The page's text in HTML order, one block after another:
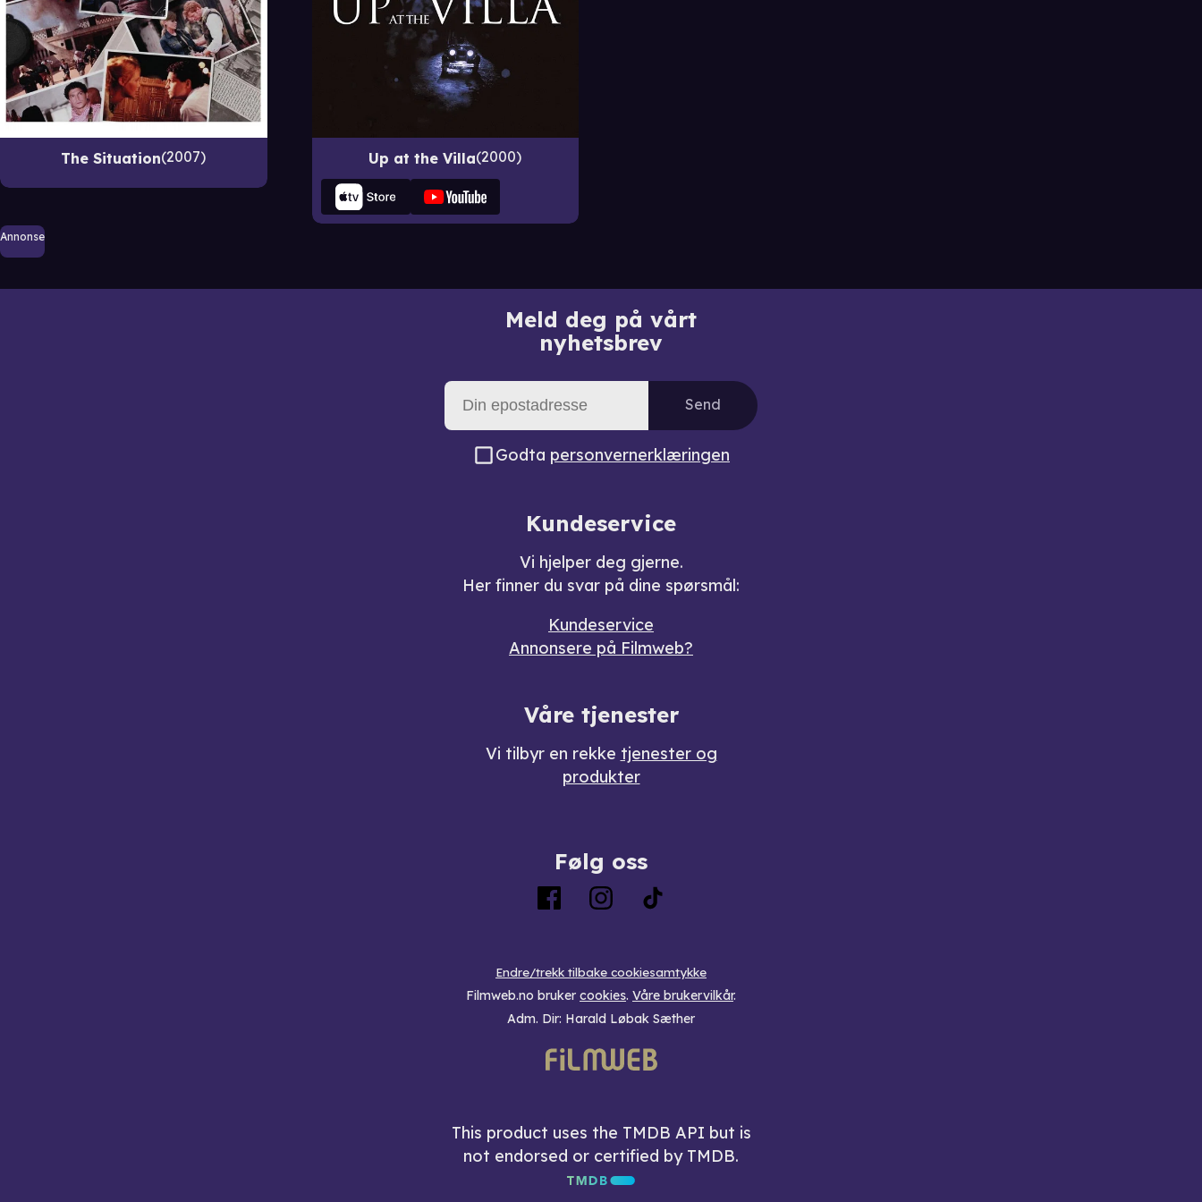
The Situation 2007 Up at the Villa 2000
Annonse
Meld deg på vårt
nyhetsbrev
Send
Godta personvernerklæringen
Kundeservice
Vi hjelper deg gjerne.
Her finner du svar på dine spørsmål:
Kundeservice
Annonsere på Filmweb?
Våre tjenester
Vi tilbyr en rekke tjenester og
produkter
Følg oss
Endre/trekk tilbake cookiesamtykke
Filmweb.no bruker cookies. Våre brukervilkår.
Adm. Dir: Harald Løbak Sæther
This product uses the TMDB API but is
not endorsed or certified by TMDB.